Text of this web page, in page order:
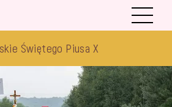
Świętego Piusa X